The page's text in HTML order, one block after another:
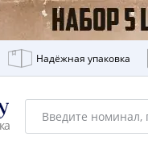
Надёжная упаковка